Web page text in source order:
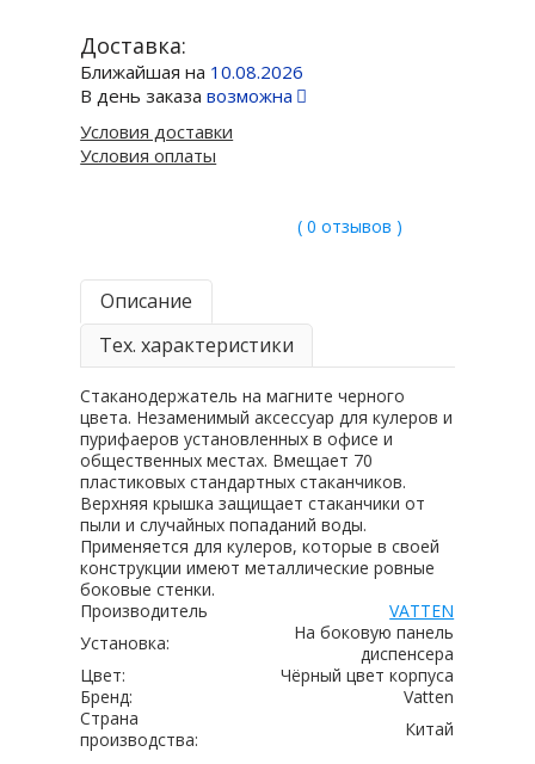
Доставка:
Ближайшая на 10.08.2026
В день заказавозможна
Условия доставки
Условия оплаты
( 0 отзывов )
Описание
Тех. характеристики
Стаканодержатель на магните черного
цвета. Незаменимый аксессуар для кулеров и
пурифаеров установленных в офисе и
общественных местах. Вмещает 70
пластиковых стандартных стаканчиков.
Верхняя крышка защищает стаканчики от
пыли и случайных попаданий воды.
Применяется для кулеров, которые в своей
конструкции имеют металлические ровные
боковые стенки.
Производитель
VATTEN
Установка:
На боковую панель
диспенсера
Цвет:
Чёрный цвет корпуса
Бренд:
Vatten
Страна
производства:
Китай